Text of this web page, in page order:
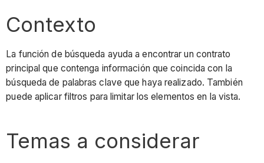
Contexto
La función de búsqueda ayuda a encontrar un contrato
principal que contenga información que coincida con la
búsqueda de palabras clave que haya realizado. También
puede aplicar filtros para limitar los elementos en la vista.
Temas a considerar